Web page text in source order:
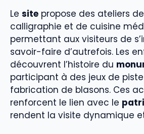
Le site propose des ateliers
calligraphie et de cuisine
permettant aux visiteurs de
savoir-faire d’autrefois. Les
découvrent l’histoire du
participant à des jeux de
fabrication de blasons. Ces
renforcent le lien avec le
rendent la visite dynamique